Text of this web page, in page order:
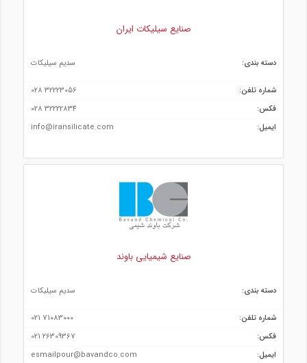
صنایع سیلیکات ایران
دسته بندی: سديم سيليكات
شماره تلفن:
32223056 028
فکس:
32222834 028
ایمیل:
info@iransilicate.com
صنایع شیمیایی باوند
دسته بندی: سديم سيليكات
شماره تلفن:
71083000 021
فکس:
26309367 021
ایمیل:
esmailpour@bavandco.com